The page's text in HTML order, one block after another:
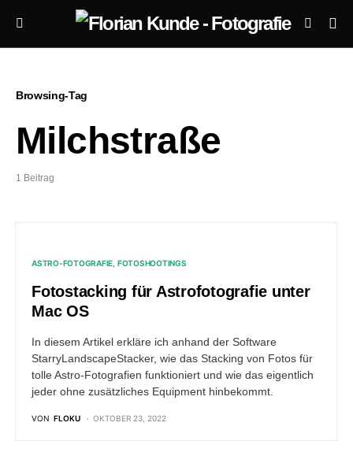
Browsing-Tag
Milchstraße
1 Beitrag
ASTRO-FOTOGRAFIE FOTOSHOOTINGS
Fotostacking für Astrofotografie unter
Mac OS
In diesem Artikel erkläre ich anhand der Software
StarryLandscapeStacker, wie das Stacking von Fotos für
tolle Astro-Fotografien funktioniert und wie das eigentlich
jeder ohne zusätzliches Equipment hinbekommt.
VON FLOKU OKTOBER 23, 2022